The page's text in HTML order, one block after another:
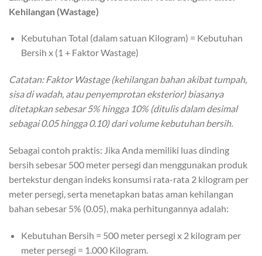
Kehilangan (Wastage)
Kebutuhan Total (dalam satuan Kilogram) = Kebutuhan
Bersih x (1 + Faktor Wastage)
Catatan: Faktor Wastage (kehilangan bahan akibat tumpah,
sisa di wadah, atau penyemprotan eksterior) biasanya
ditetapkan sebesar 5% hingga 10% (ditulis dalam desimal
sebagai 0.05 hingga 0.10) dari volume kebutuhan bersih.
Sebagai contoh praktis: Jika Anda memiliki luas dinding
bersih sebesar 500 meter persegi dan menggunakan produk
bertekstur dengan indeks konsumsi rata-rata 2 kilogram per
meter persegi, serta menetapkan batas aman kehilangan
bahan sebesar 5% (0.05), maka perhitungannya adalah:
Kebutuhan Bersih = 500 meter persegi x 2 kilogram per
meter persegi = 1.000 Kilogram.